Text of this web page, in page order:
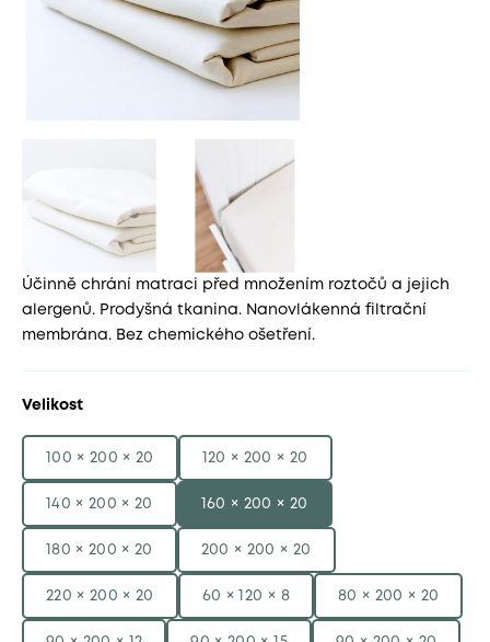
Účinně chrání matraci před množením roztočů a jejich
alergenů. Prodyšná tkanina. Nanovlákenná filtrační
membrána. Bez chemického ošetření.
Velikost
100 × 200 × 20 120 × 200 × 20
140 × 200 × 20 160 × 200 × 20
180 × 200 × 20 200 × 200 × 20
220 × 200 × 20 60 × 120 × 8 80 × 200 × 20